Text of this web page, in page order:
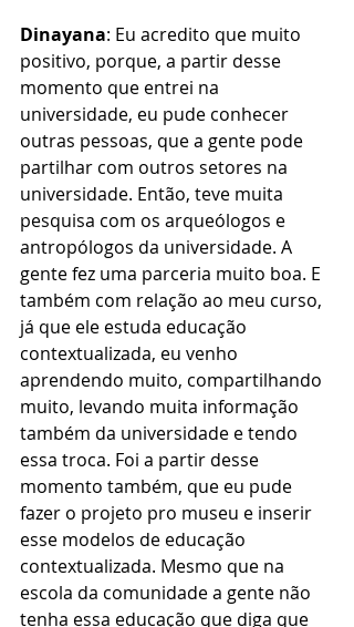
Dinayana: Eu acredito que muito
positivo, porque, a partir desse
momento que entrei na
universidade, eu pude conhecer
outras pessoas, que a gente pode
partilhar com outros setores na
universidade. Então, teve muita
pesquisa com os arqueólogos e
antropólogos da universidade. A
gente fez uma parceria muito boa. E
também com relação ao meu curso,
já que ele estuda educação
contextualizada, eu venho
aprendendo muito, compartilhando
muito, levando muita informação
também da universidade e tendo
essa troca. Foi a partir desse
momento também, que eu pude
fazer o projeto pro museu e inserir
esse modelos de educação
contextualizada. Mesmo que na
escola da comunidade a gente não
tenha essa educação que diga que